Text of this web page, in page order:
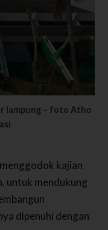
lampung – foto Atho
kajian
untuk mendukung
dipenuhi dengan